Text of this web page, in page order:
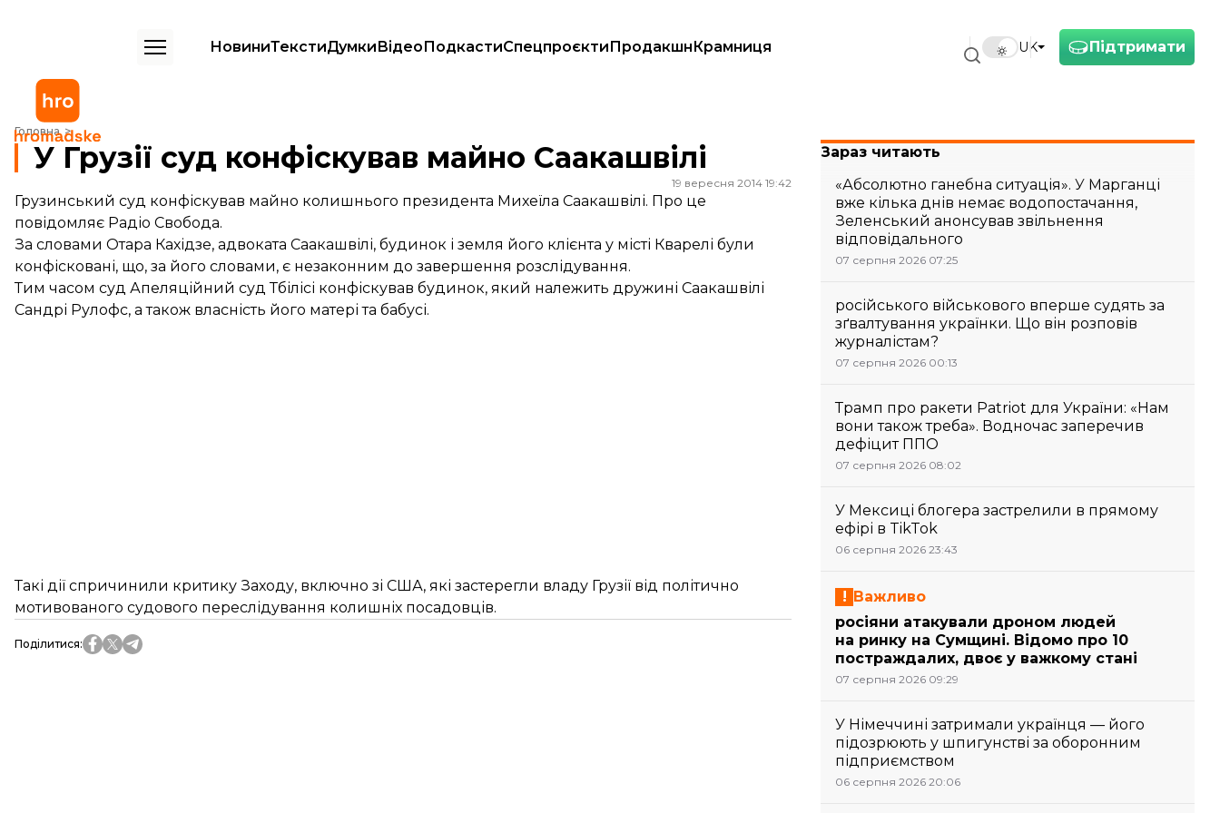
Підтримати
UK
НовиниТекстиДумкиВідеоПодкастиСпецпроєктиПродакшнКрамниця
Головна
У Грузії суд конфіскував майно Саакашвілі
У Грузії суд конфіскував майно Саакашвілі
19 вересня 2014 19:42
Грузинський суд конфіскував майно колишнього президента Михеїла Саакашвілі. Про це
повідомляє Радіо Свобода.
За словами Отара Кахідзе, адвоката Саакашвілі, будинок і земля його клієнта у місті Кварелі були
конфісковані, що, за його словами, є незаконним до завершення розслідування.
Тим часом суд Апеляційний суд Тбілісі конфіскував будинок, який належить дружині Саакашвілі
Сандрі Рулофс, а також власність його матері та бабусі.
Такі дії спричинили критику Заходу, включно зі США, які застерегли владу Грузії від політично
мотивованого судового переслідування колишніх посадовців.
Поділитися:
Зараз читають
«Абсолютно ганебна ситуація». У Марганці
вже кілька днів немає водопостачання,
Зеленський анонсував звільнення
відповідального
07 серпня 2026 07:25
російського військового вперше судять за
зґвалтування українки. Що він розповів
журналістам?
07 серпня 2026 00:13
Трамп про ракети Patriot для України: «Нам
вони також треба». Водночас заперечив
дефіцит ППО
07 серпня 2026 08:02
У Мексиці блогера застрелили в прямому
ефірі в TikTok
06 серпня 2026 23:43
Важливо
росіяни атакували дроном людей
на ринку на Сумщині. Відомо про 10
постраждалих, двоє у важкому стані
07 серпня 2026 09:29
У Німеччині затримали українця — його
підозрюють у шпигунстві за оборонним
підприємством
06 серпня 2026 20:06